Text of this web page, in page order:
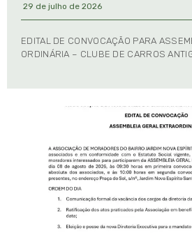
29 de julho de 2026
EDITAL DE CONVOCAÇÃO PARA
ORDINÁRIA – CLUBE DE CARROS